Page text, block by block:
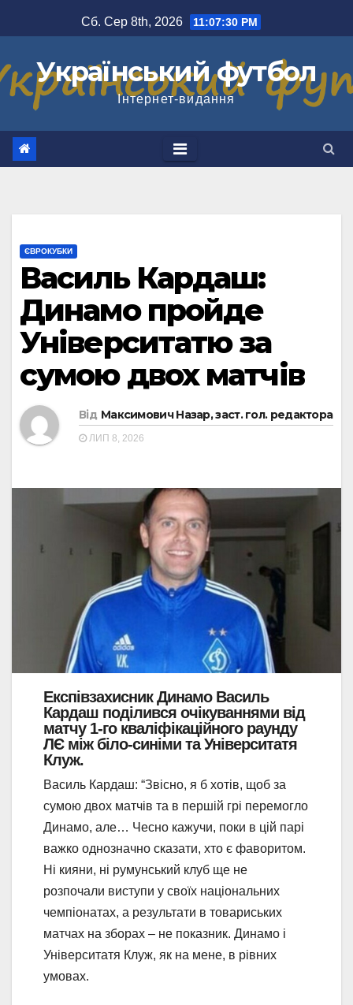
до
Сб. Сер 8th, 2026 11:07:31 PM
Український футбол
Інтернет-видання
ЄВРОКУБКИ
Василь Кардаш:
Динамо пройде
Університатю за
сумою двох матчів
Від Максимович Назар, заст. гол. редактора
ЛИП 8, 2026
Експівзахисник Динамо Василь
Кардаш поділився очікуваннями від
матчу 1-го кваліфікаційного раунду
ЛЄ між біло-синіми та Університатя
Клуж.
Василь Кардаш: “Звісно, я б хотів, щоб за
сумою двох матчів та в першій грі перемогло
Динамо, але… Чесно кажучи, поки в цій парі
важко однозначно сказати, хто є фаворитом.
Ні кияни, ні румунський клуб ще не
розпочали виступи у своїх національних
чемпіонатах, а результати в товариських
матчах на зборах – не показник. Динамо і
Університатя Клуж, як на мене, в рівних
умовах.